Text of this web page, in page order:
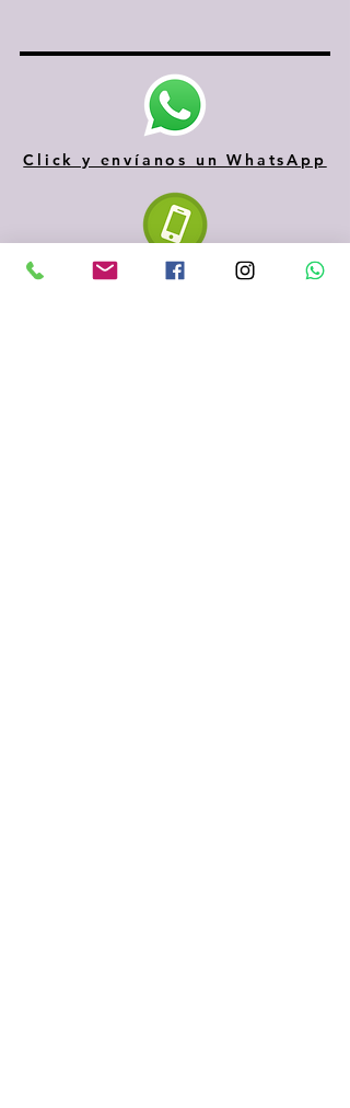
Click y envíanos un WhatsApp
610 334 435